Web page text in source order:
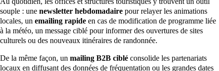
souple : une newsletter hebdomadaire pour relayer les animations
locales, un emailing rapide en cas de modification de programme liée
à la météo, un message ciblé pour informer des ouvertures de sites
culturels ou des nouveaux itinéraires de randonnée.
De la même façon, un mailing B2B ciblé consolide les partenariats
locaux en diffusant des données de fréquentation ou les grandes dates